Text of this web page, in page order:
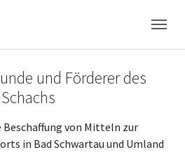
und Förderer des
Schachs
Beschaffung von Mitteln zur
in Bad Schwartau und Umland